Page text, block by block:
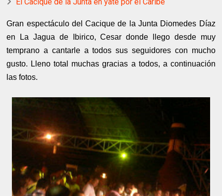
El Cacique de la Junta en yate por el Caribe
Gran espectáculo del Cacique de la Junta Diomedes Díaz
en La Jagua de Ibirico, Cesar donde llego desde muy
temprano a cantarle a todos sus seguidores con mucho
gusto. Lleno total muchas gracias a todos, a continuación
las fotos.